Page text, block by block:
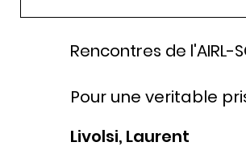
Rencontres de l'AIRL-
Pour une veritable
Livolsi, Laurent